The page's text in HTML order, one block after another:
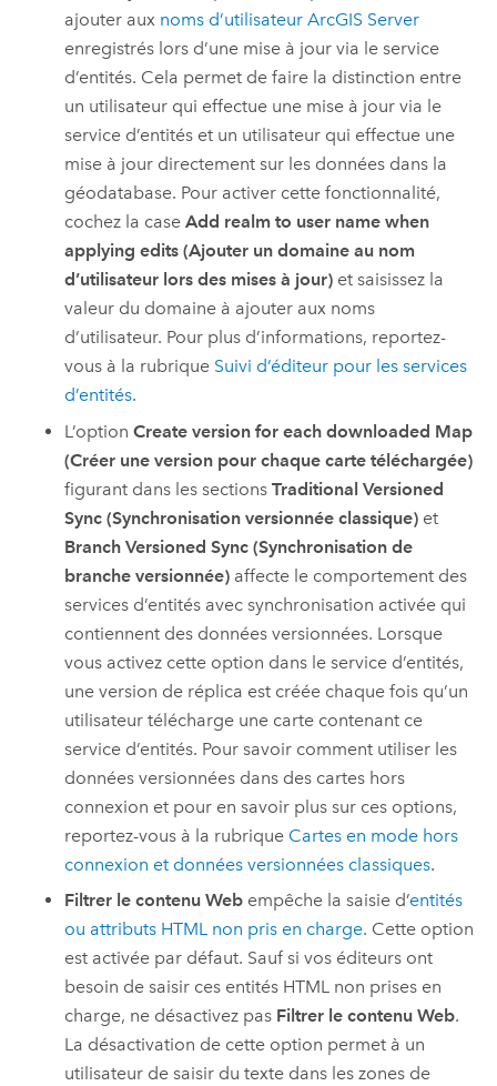
ajouter aux noms d’utilisateurArcGIS Server
enregistrés lors d’une mise à jour via le service
d’entités. Cela permet de faire la distinction entre
un utilisateur qui effectue une mise à jour via le
service d’entités et un utilisateur qui effectue une
mise à jour directement sur les données dans la
géodatabase. Pour activer cette fonctionnalité,
cochez la caseAdd realm to user name when
applying edits (Ajouter un domaine au nom
d’utilisateur lors des mises à jour) et saisissez la
valeur du domaine à ajouter aux noms
d’utilisateur. Pour plus d’informations, reportez-
vous à la rubrique Suivi d’éditeur pour les services
d’entités.
L’optionCreate version for each downloaded Map
(Créer une version pour chaque carte téléchargée)
figurant dans les sectionsTraditional Versioned
Sync (Synchronisation versionnée classique) et
Branch Versioned Sync (Synchronisation de
branche versionnée) affecte le comportement des
services d’entités avec synchronisation activée qui
contiennent des données versionnées. Lorsque
vous activez cette option dans le service d’entités,
une version de réplica est créée chaque fois qu’un
utilisateur télécharge une carte contenant ce
service d’entités. Pour savoir comment utiliser les
données versionnées dans des cartes hors
connexion et pour en savoir plus sur ces options,
reportez-vous à la rubrique Cartes en mode hors
connexion et données versionnées classiques.
Filtrer le contenu Web empêche la saisie d’entités
ou attributs HTML non pris en charge. Cette option
est activée par défaut. Sauf si vos éditeurs ont
besoin de saisir ces entités HTML non prises en
charge, ne désactivez pas Filtrer le contenu Web.
La désactivation de cette option permet à un
utilisateur de saisir du texte dans les zones de